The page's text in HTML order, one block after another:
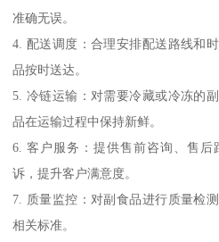
准确无误。
4. 配送调度：合理安排配送路线和
品按时送达。
5. 冷链运输：对需要冷藏或冷冻的
品在运输过程中保持新鲜。
6. 客户服务：提供售前咨询、售
诉，提升客户满意度。
7. 质量监控：对副食品进行质量检
相关标准。